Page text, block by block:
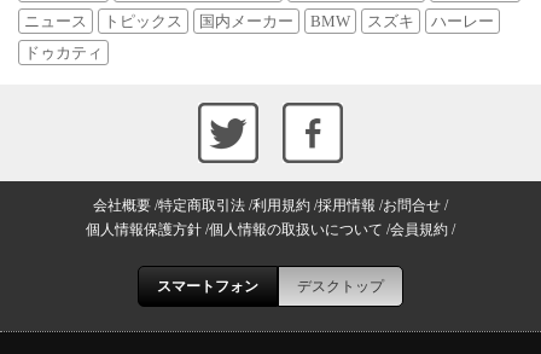
ニュース
トピックス 国内メーカー BMW スズキ
ハーレー
ドゥカティ
会社概要 特定商取引法 利用規約 採用情報 お問合せ
個人情報保護方針 個人情報の取扱いについて 会員規約
スマートフォン デスクトップ